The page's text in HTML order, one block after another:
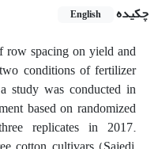
چکیده
English
row spacing on yield and
conditions of fertilizer
study was conducted in
based on randomized
replicates in 2017.